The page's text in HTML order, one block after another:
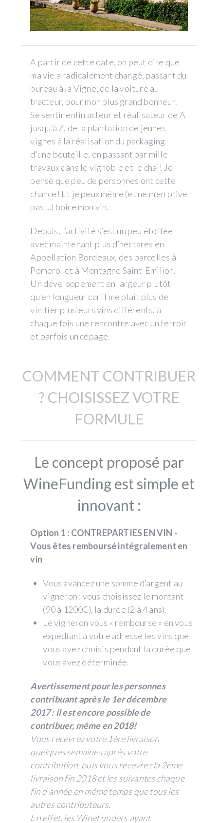
A partir de cette date, on peut dire que
ma vie a radicalement changé, passant du
bureau à la Vigne, de la voiture au
tracteur, pour mon plus grand bonheur.
Se sentir enfin acteur et réalisateur de A
jusqu’à Z, de la plantation de jeunes
vignes à la réalisation du packaging
d’une bouteille, en passant par mille
travaux dans le vignoble et le chai! Je
pense que peu de personnes ont cette
chance! Et je peux même (et ne m’en prive
pas …) boire mon vin.
Depuis, l’activité s’est un peu étoffée
avec maintenant plus d’hectares en
Appellation Bordeaux, des parcelles à
Pomerol et à Montagne Saint-Emilion.
Un développement en largeur plutôt
qu’en longueur car il me plait plus de
vinifier plusieurs vins différents, à
chaque fois une rencontre avec un terroir
et parfois un cépage.
COMMENT CONTRIBUER
? CHOISISSEZ VOTRE
FORMULE
Le concept proposé par
WineFunding est simple et
innovant :
Option 1 : CONTREPARTIES EN VIN -
Vous êtes remboursé intégralement en
vin
Vous avancez une somme d’argent au
vigneron : vous choisissez le montant
(90 à 1200€), la durée (2 à 4 ans).
Le vigneron vous « rembourse » en vous
expédiant à votre adresse les vins que
vous avez choisis pendant la durée que
vous avez déterminée.
Avertissement pour les personnes
contribuant après le 1er décembre
2017 : il est encore possible de
contribuer, même en 2018!
Vous recevrez votre 1ère livraison
quelques semaines après votre
contribution, puis vous recevrez la 2ème
livraison fin 2018 et les suivantes chaque
fin d'année en même temps que tous les
autres contributeurs.
En effet, les WineFunders ayant